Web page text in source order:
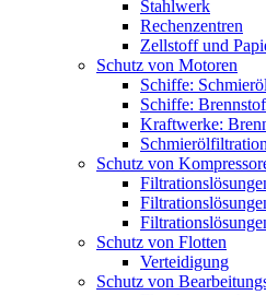
Stahlwerk
Rechenzentren
Zellstoff und
Schutz von Motoren
Schiffe:
Schiffe:
Kraftwerke:
Schutz von
Schutz von Flotten
Verteidigung
Schutz von